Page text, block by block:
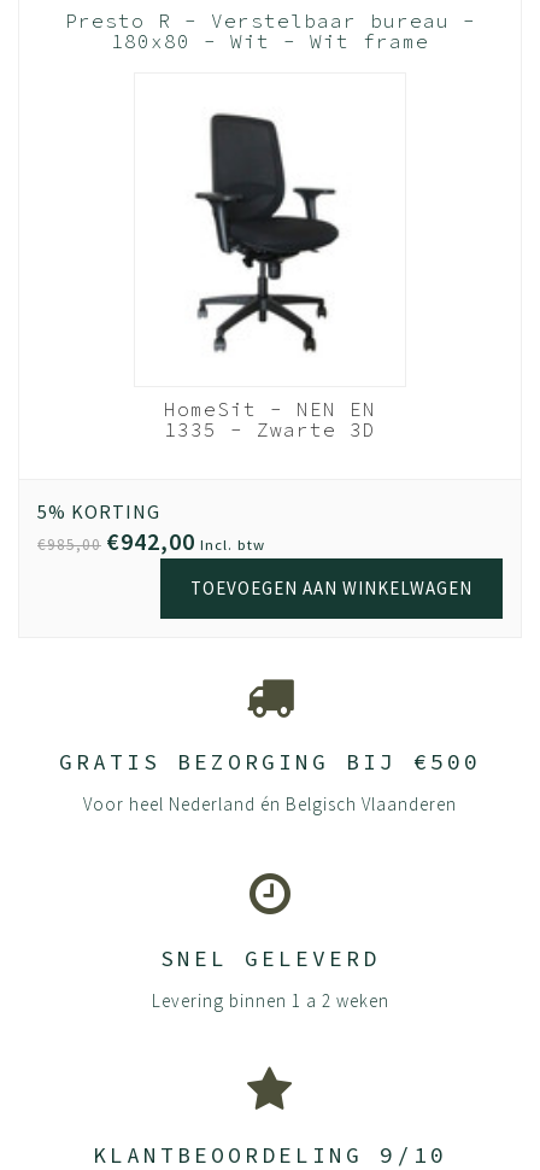
Presto R - Verstelbaar bureau -
180x80 - Wit - Wit frame
HomeSit - NEN EN
1335 - Zwarte 3D
5% KORTING
€985,00 €942,00 Incl. btw
TOEVOEGEN AAN WINKELWAGEN
GRATIS BEZORGING BIJ €500
Voor heel Nederland én Belgisch Vlaanderen
SNEL GELEVERD
Levering binnen 1 a 2 weken
KLANTBEOORDELING 9/10